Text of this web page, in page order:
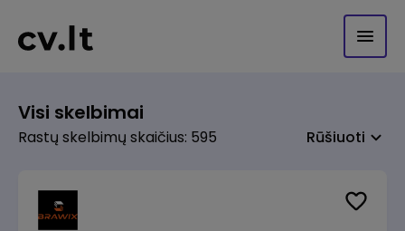
Visi skelbimai
Rastų skelbimų skaičius: 595 Rūšiuoti